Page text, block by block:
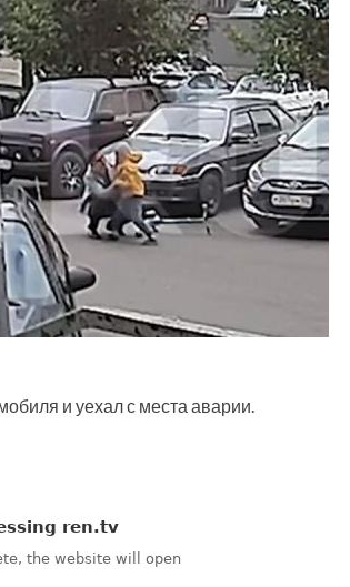
и уехал с места аварии.